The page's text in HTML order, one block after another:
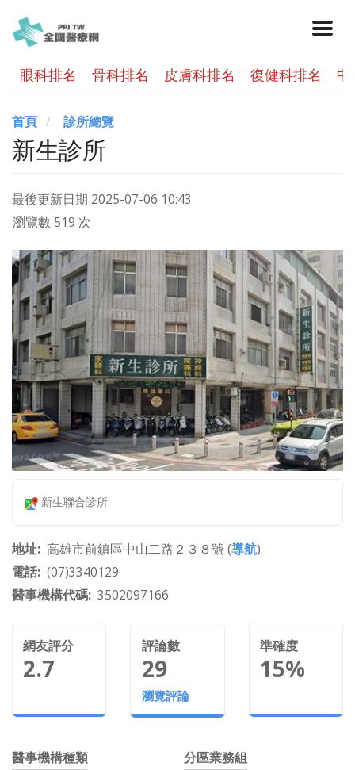
眼科排名 骨科排名 皮膚科排名 復健科排名
首頁 診所總覽
新生診所
最後更新日期 2025-07-06 10:43
瀏覽數 519 次
新生聯合診所
地址 高雄市前鎮區中山二路２３８號 (導航)
電話 (07)3340129
醫事機構代碼 3502097166
網友評分
2.7
評論數
29
瀏覽評論
準確度
15%
醫事機構種類
分區業務組